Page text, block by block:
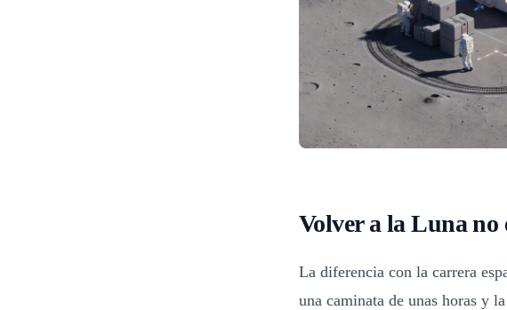
Volver a la Luna no
La diferencia con la carrera
una caminata de unas horas y